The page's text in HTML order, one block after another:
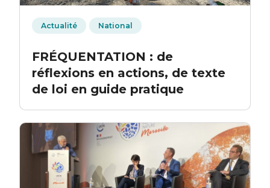
Actualité National
FRÉQUENTATION : de
réflexions en actions, de texte
de loi en guide pratique